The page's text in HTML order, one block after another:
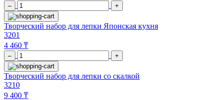
– +
Творческий набор для лепки Японская кухня
3201
4 460 ₸
– +
Творческий набор для лепки со скалкой
3210
9 400 ₸